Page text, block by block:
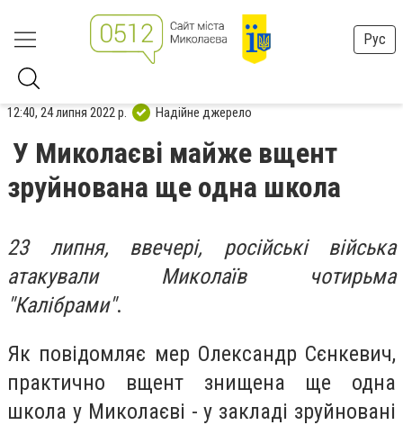
Рус
12:40, 24 липня 2022 р. Надійне джерело
У Миколаєві майже вщент
зруйнована ще одна школа
23 липня, ввечері, російські війська
атакували Миколаїв чотирьма
"Калібрами".
Як повідомляє мер Олександр Сєнкевич,
практично вщент знищена ще одна
школа у Миколаєві - у закладі зруйновані